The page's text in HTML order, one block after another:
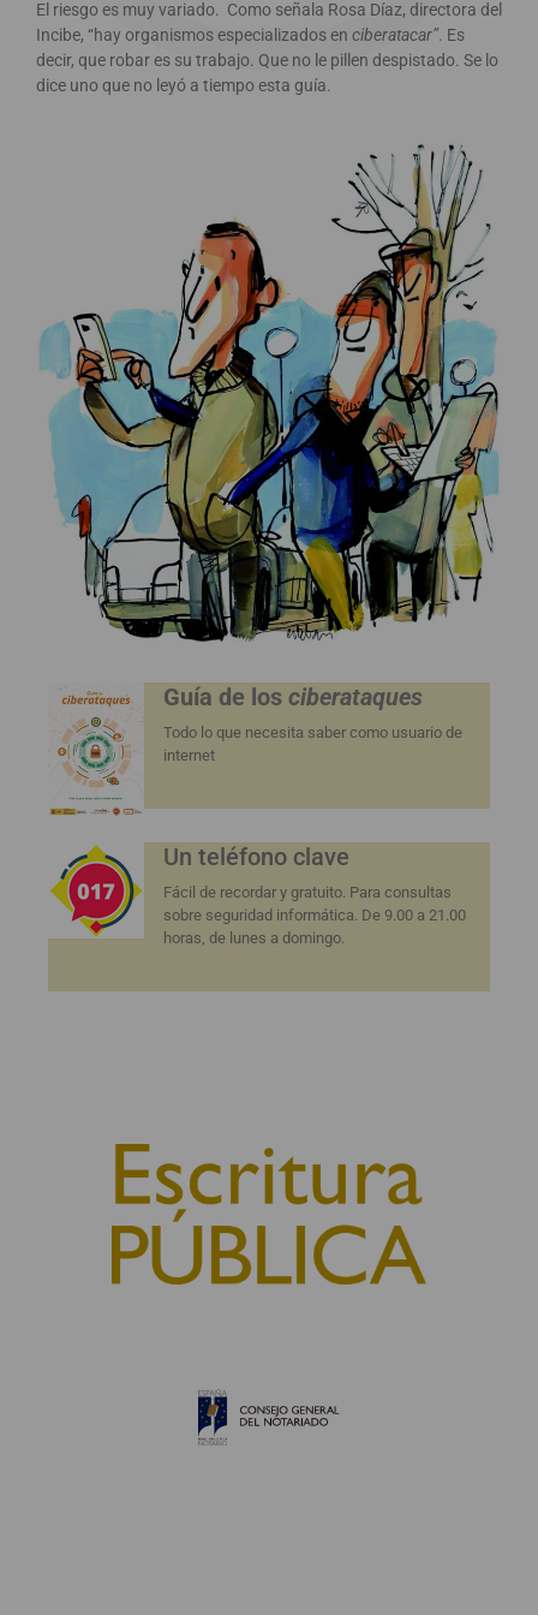
El riesgo es muy variado. Como señala Rosa Díaz, directora del
Incibe, “hay organismos especializados en ciberatacar”. Es
decir, que robar es su trabajo. Que no le pillen despistado. Se lo
dice uno que no leyó a tiempo esta guía.
Guía de los ciberataques
Todo lo que necesita saber como usuario de
internet
Un teléfono clave
Fácil de recordar y gratuito. Para consultas
sobre seguridad informática. De 9.00 a 21.00
horas, de lunes a domingo.